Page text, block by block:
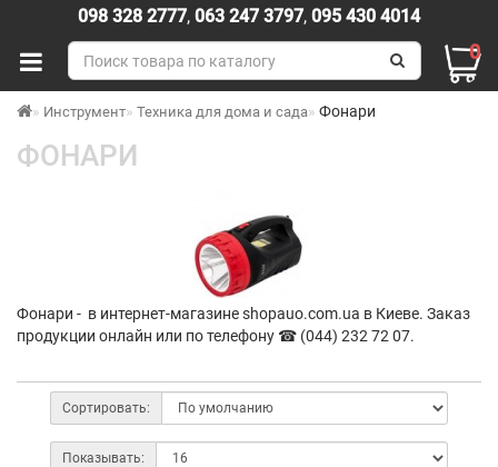
098 328 2777, 063 247 3797, 095 430 4014
0
Инструмент Техника для дома и сада Фонари
ФОНАРИ
Фонари - в интернет-магазине shopauo.com.ua в Киеве. Заказ
продукции онлайн или по телефону ☎ (044) 232 72 07.
Сортировать:
Показывать: